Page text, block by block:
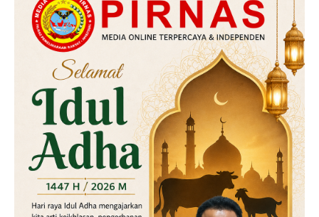
Hukum
Kriminal
Labusel